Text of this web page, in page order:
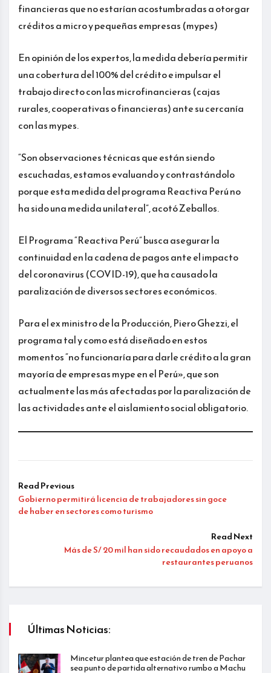
financieras que no estarían acostumbradas a otorgar
créditos a micro y pequeñas empresas (mypes)
En opinión de los expertos, la medida debería permitir
una cobertura del 100% del crédito e impulsar el
trabajo directo con las microfinancieras (cajas
rurales, cooperativas o financieras) ante su cercanía
con las mypes.
“Son observaciones técnicas que están siendo
escuchadas, estamos evaluando y contrastándolo
porque esta medida del programa Reactiva Perú no
ha sido una medida unilateral”, acotó Zeballos.
El Programa “Reactiva Perú” busca asegurar la
continuidad en la cadena de pagos ante el impacto
del coronavirus (COVID-19), que ha causado la
paralización de diversos sectores económicos.
Para el ex ministro de la Producción, Piero Ghezzi, el
programa tal y como está diseñado en estos
momentos “no funcionaría para darle crédito a la gran
mayoría de empresas mype en el Perú», que son
actualmente las más afectadas por la paralización de
las actividades ante el aislamiento social obligatorio.
Read Previous
Gobierno permitirá licencia de trabajadores sin goce
de haber en sectores como turismo
Read Next
Más de S/ 20 mil han sido recaudados en apoyo a
restaurantes peruanos
Últimas Noticias:
Mincetur plantea que estación de tren de Pachar
sea punto de partida alternativo rumbo a Machu